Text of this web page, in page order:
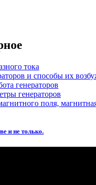
тока
и способы их
генераторов
генераторов
поля,
и не только.